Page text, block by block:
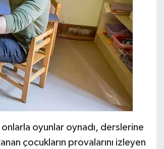
oyunlar oynadı, derslerine
çocukların provalarını izleyen